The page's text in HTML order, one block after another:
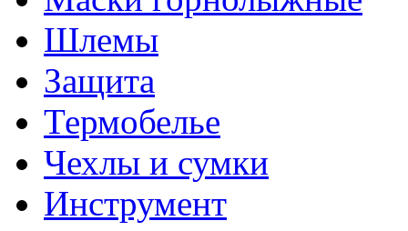
Шлемы
Защита
Термобелье
Чехлы и сумки
Инструмент